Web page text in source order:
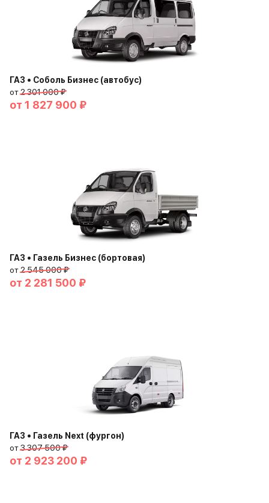
ГАЗ • Соболь Бизнес (автобус)
от2 301 000 ₽
от 1 827 900 ₽
ГАЗ • Газель Бизнес (бортовая)
от2 545 000 ₽
от 2 281 500 ₽
ГАЗ • Газель Next (фургон)
от3 307 500 ₽
от 2 923 200 ₽